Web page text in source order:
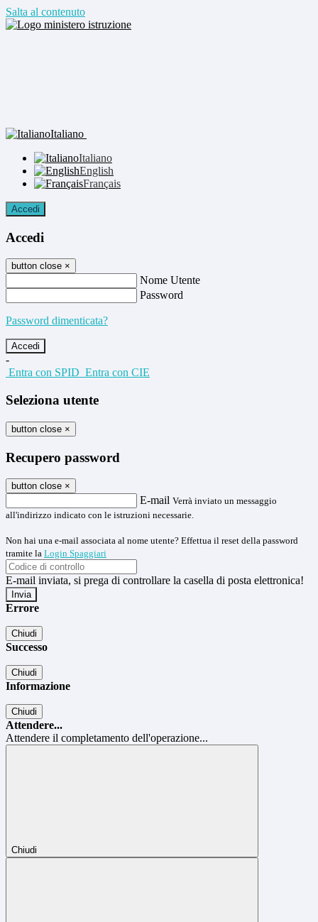
Salta al contenuto
Italiano
Italiano
English
Français
Accedi
Accedi
button close ×
Nome Utente
Password
Password dimenticata?
-
Entra con SPID Entra con CIE
Seleziona utente
button close ×
Recupero password
button close ×
E-mail Verrà inviato un messaggio
all'indirizzo indicato con le istruzioni necessarie.
Non hai una e-mail associata al nome utente? Effettua il reset della password
tramite la Login Spaggiari
E-mail inviata, si prega di controllare la casella di posta elettronica!
Errore
Chiudi
Successo
Chiudi
Informazione
Chiudi
Attendere...
Attendere il completamento dell'operazione...
Chiudi